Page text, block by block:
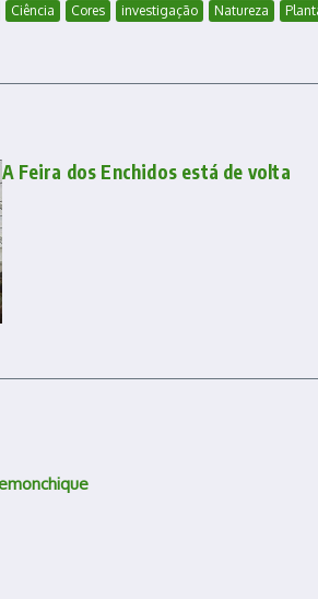
Ciência Cores investigação Natureza
A Feira dos Enchidos está de volta